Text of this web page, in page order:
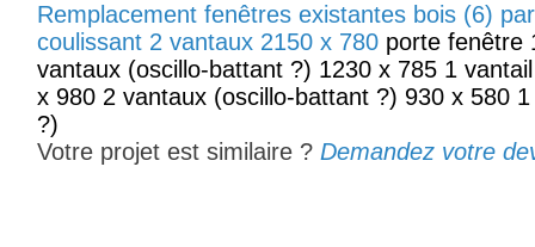
Remplacement fenêtres existantes bois (6)
coulissant 2 vantaux 2150 x 780 porte fenêtre
vantaux (oscillo-battant ?) 1230 x 785 1
x 980 2 vantaux (oscillo-battant ?) 930 x 580
?)
Votre projet est similaire ? Demandez votre